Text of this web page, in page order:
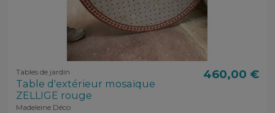
Tables de jardin
Table d'extérieur mosaïque
ZELLIGE rouge
Madeleine Déco
460,00 €